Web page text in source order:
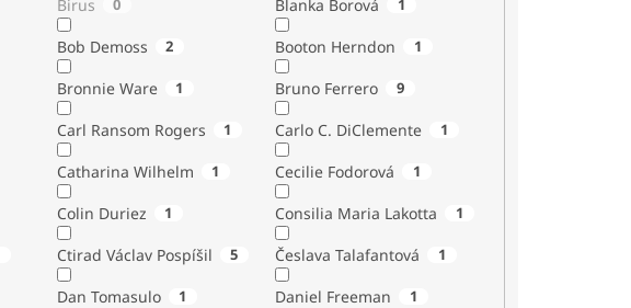
Birus 0 Blanka Borová 1
Bob Demoss 2 Booton Herndon 1
Bronnie Ware 1 Bruno Ferrero 9
Carl Ransom Rogers 1 Carlo C. DiClemente 1
Catharina Wilhelm 1 Cecilie Fodorová 1
Colin Duriez 1 Consilia Maria Lakotta 1
Ctirad Václav Pospíšil 5 Česlava Talafantová 1
Dan Tomasulo 1 Daniel Freeman 1